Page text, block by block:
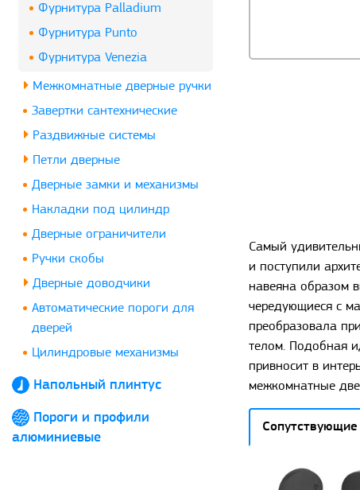
Фурнитура Palladium
Фурнитура Punto
Фурнитура Venezia
Межкомнатные дверные ручки
Завертки сантехнические
Раздвижные системы
Петли дверные
Дверные замки и механизмы
Накладки под цилиндр
Дверные ограничители
Ручки скобы
Дверные доводчики
Автоматические пороги для
дверей
Цилиндровые механизмы
Напольный плинтус
Пороги и профили
алюминиевые
Самый
и поступили
навеяна образом
чередующиеся с
преобразовала
телом. Подобная
привносит в
межкомнатные